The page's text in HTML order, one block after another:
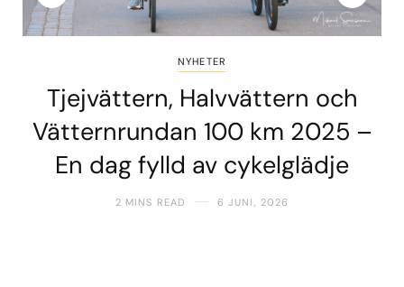
NYHETER
Tjejvättern, Halvvättern och
Vätternrundan 100 km 2025 –
En dag fylld av cykelglädje
2 MINS READ 6 JUNI, 2026